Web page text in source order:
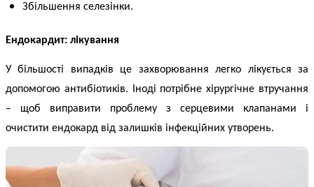
Збільшення селезінки.
Ендокардит: лікування
У більшості випадків це захворювання легко лікується за
допомогою антибіотиків. Іноді потрібне хірургічне втручання
– щоб виправити проблему з серцевими клапанами і
очистити ендокард від залишків інфекційних утворень.